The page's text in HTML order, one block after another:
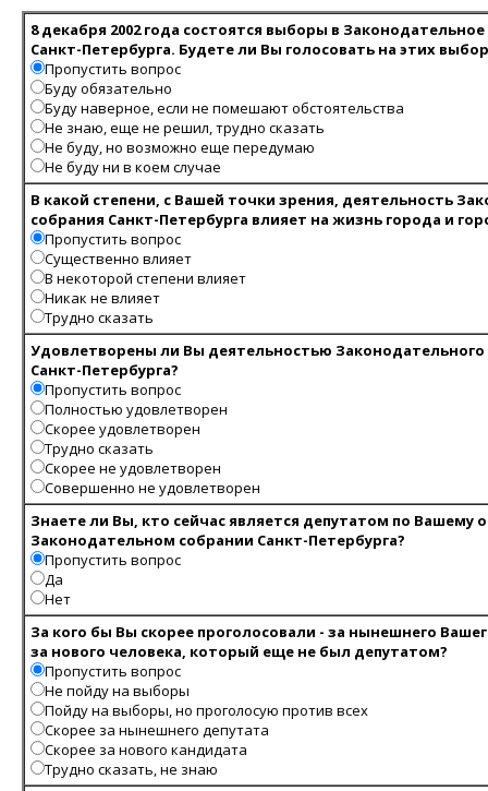
8 декабря 2002 года состоятся выборы в
Санкт-Петербурга. Будете ли Вы голосовать на этих
Пропустить вопрос
Буду обязательно
Буду наверное, если не помешают обстоятельства
Не знаю, еще не решил, трудно сказать
Не буду, но возможно еще передумаю
Не буду ни в коем случае
В какой степени, с Вашей точки зрения, деятельность
собрания Санкт-Петербурга влияет на жизнь города и
Пропустить вопрос
Существенно влияет
В некоторой степени влияет
Никак не влияет
Трудно сказать
Удовлетворены ли Вы деятельностью Законодательного
Санкт-Петербурга?
Пропустить вопрос
Полностью удовлетворен
Скорее удовлетворен
Трудно сказать
Скорее не удовлетворен
Совершенно не удовлетворен
Знаете ли Вы, кто сейчас является депутатом по Вашему
Законодательном собрании Санкт-Петербурга?
Пропустить вопрос
Да
Нет
За кого бы Вы скорее проголосовали - за нынешнего
за нового человека, который еще не был депутатом?
Пропустить вопрос
Не пойду на выборы
Пойду на выборы, но проголосую против всех
Скорее за нынешнего депутата
Скорее за нового кандидата
Трудно сказать, не знаю